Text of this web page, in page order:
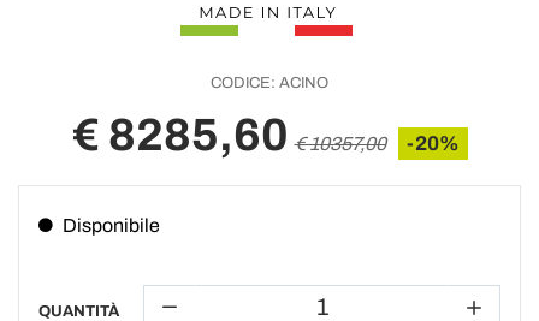
CODICE: ACINO
€ 8285,60 € 10357,00 -20%
Disponibile
QUANTITÀ